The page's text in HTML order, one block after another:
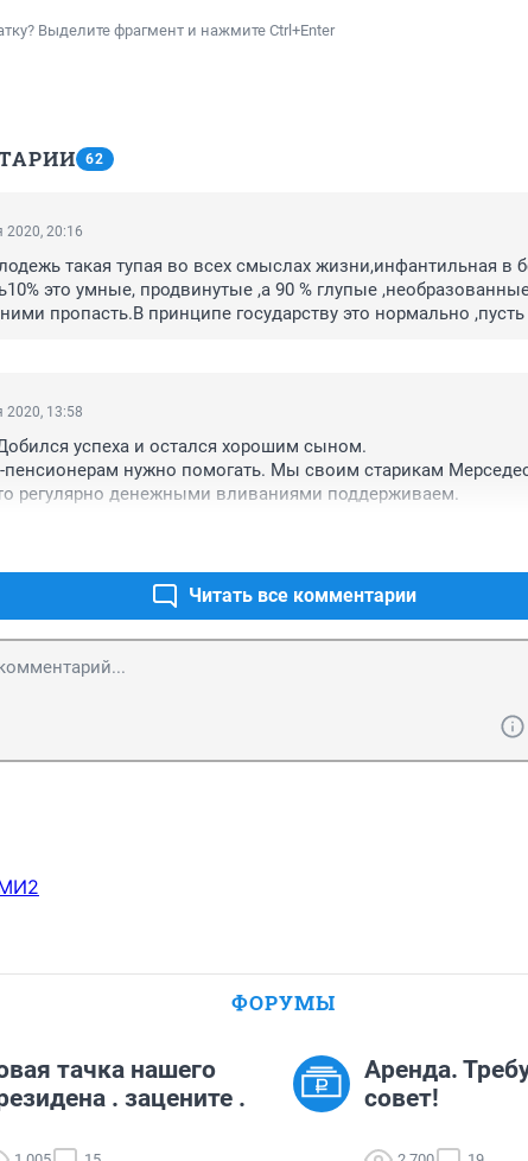
Выделите фрагмент и нажмите Ctrl+Enter
62
2020, 20:16
такая тупая во всех смыслах жизни,инфантильная в
это умные, продвинутые ,а 90 % глупые
пропасть.В принципе государству это нормально
появляются всякие реперы,которые подражают неграм
2020, 13:58
успеха и остался хорошим сыном.
пенсионерам нужно помогать. Мы своим старикам
регулярно денежными вливаниями поддерживаем.
Читать все комментарии
ФОРУМЫ
тачка нашего
. зацените .
Аренда.
совет!